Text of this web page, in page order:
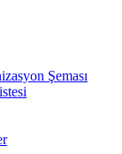
Şeması